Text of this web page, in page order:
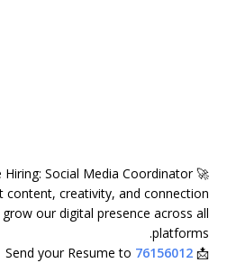
🚀 We’re Hiring: Social Media Coordinator!
creativity, and connection?
our digital presence across all
platforms.
📩 Send your Resume to
76156012